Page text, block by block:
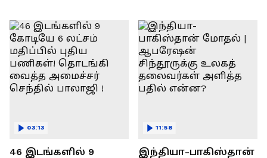
46 இடங்களில் 9
03:13
இந்தியா-பாகிஸ்தான்
11:58